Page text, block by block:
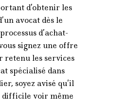
d’obtenir les
avocat dès le
d’achat-
signez une offre
retenu les services
spécialisé dans
soyez avisé qu’il
difficile voir même